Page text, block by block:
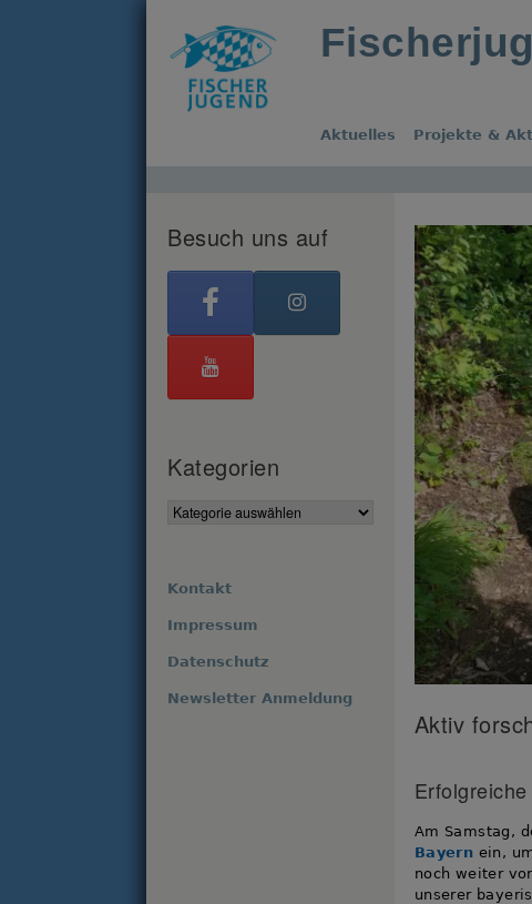
Aktuelles Projekte &
Aktiv
Am Samstag,
Bayern ein,
noch weiter
unserer
Besuch uns auf
Kategorien
Kontakt
Impressum
Datenschutz
Newsletter Anmeldung